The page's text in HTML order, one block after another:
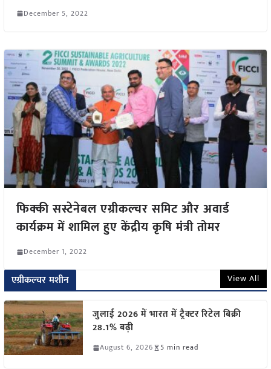
December 5, 2022
फिक्की सस्टेनेबल एग्रीकल्चर समिट और अवार्ड
कार्यक्रम में शामिल हुए केंद्रीय कृषि मंत्री तोमर
December 1, 2022
एग्रीकल्चर मशीन View All
जुलाई 2026 में भारत में ट्रैक्टर रिटेल बिक्री
28.1% बढ़ी
August 6, 2026 5 min read